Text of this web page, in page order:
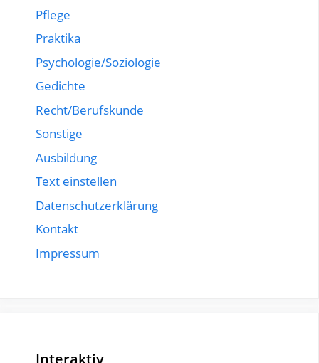
Pflege
Praktika
Psychologie/Soziologie
Gedichte
Recht/Berufskunde
Sonstige
Ausbildung
Text einstellen
Datenschutzerklärung
Kontakt
Impressum
Interaktiv